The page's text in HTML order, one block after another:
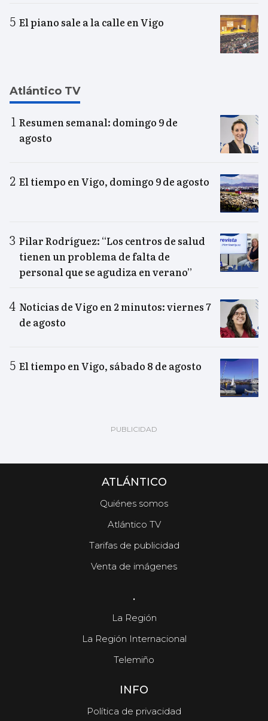
El piano sale a la calle en Vigo
Atlántico TV
Resumen semanal: domingo 9 de
agosto
El tiempo en Vigo, domingo 9 de agosto
Pilar Rodríguez: “Los centros de salud
tienen un problema de falta de
personal que se agudiza en verano”
Noticias de Vigo en 2 minutos: viernes 7
de agosto
El tiempo en Vigo, sábado 8 de agosto
ATLÁNTICO
Quiénes somos
Atlántico TV
Tarifas de publicidad
Venta de imágenes
.
La Región
La Región Internacional
Telemiño
INFO
Política de privacidad